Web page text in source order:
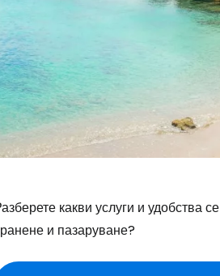
какви услуги и
и пазаруване?